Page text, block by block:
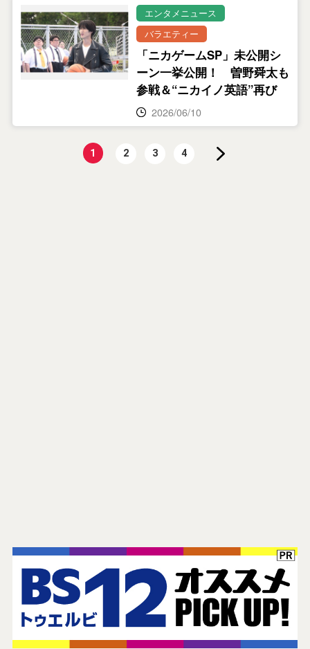
エンタメニュース
バラエティー
「ニカゲームSP」未公開シ
ーン一挙公開！ 曽野舜太も
参戦＆“ニカイノ英語”再び
2026/06/10
1 2 3 4